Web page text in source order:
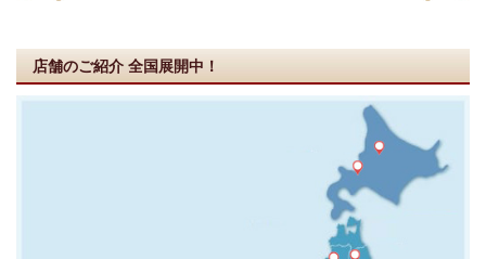
店舗のご紹介 全国展開中！